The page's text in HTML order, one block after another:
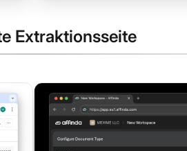
Extraktionsseite